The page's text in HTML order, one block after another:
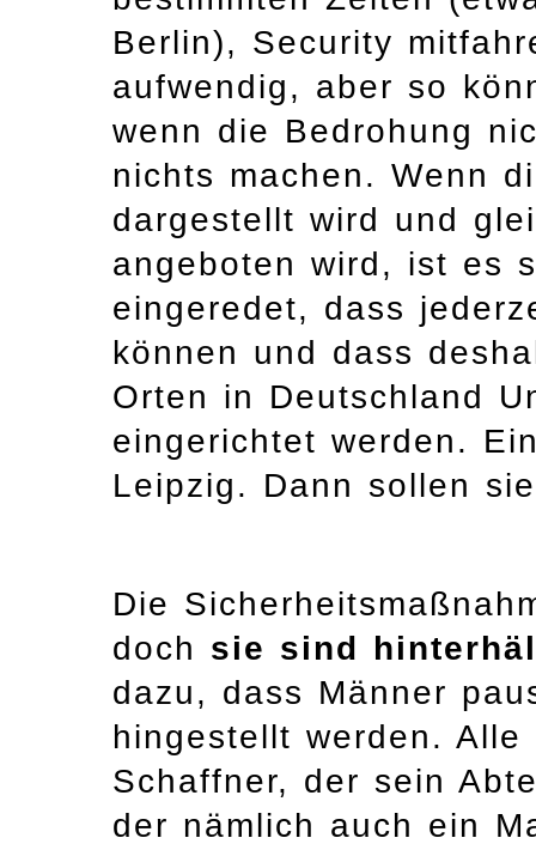
Berlin), Security
aufwendig, aber so
wenn die Bedrohung
nichts machen. Wenn
dargestellt wird und
angeboten wird, ist es
eingeredet, dass
können und dass
Orten in Deutschland
eingerichtet werden.
Leipzig. Dann sollen
Die
doch sie sind
dazu, dass Männer
hingestellt werden.
Schaffner, der sein
der nämlich auch ein